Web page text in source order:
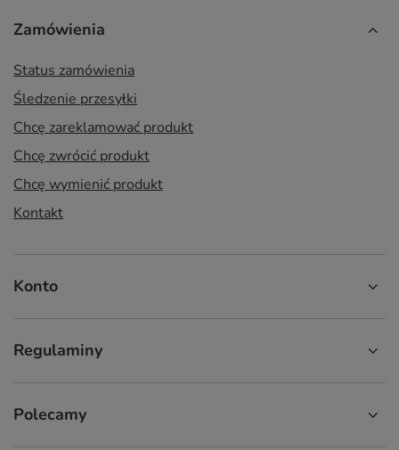
Zamówienia
Status zamówienia
Śledzenie przesyłki
Chcę zareklamować produkt
Chcę zwrócić produkt
Chcę wymienić produkt
Kontakt
Konto
Regulaminy
Polecamy